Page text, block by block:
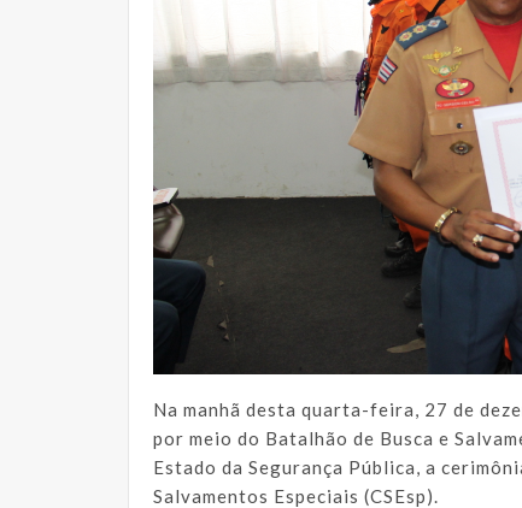
Na manhã desta quarta-feira, 27 de
por meio do Batalhão de Busca e
Estado da Segurança Pública, a
Salvamentos Especiais (CSEsp).